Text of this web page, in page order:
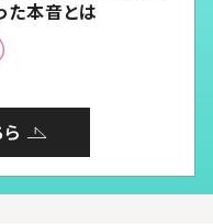
た本音とは